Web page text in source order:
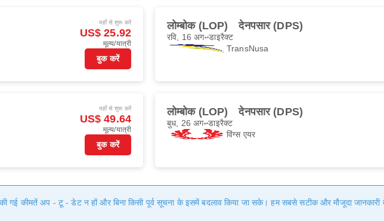
यहाँ से शुरू करें
US$ 25.92
मूल्य/यात्री
बुक करें
लोम्बोक (LOP) देनपसार (DPS)
रवि, 16 अग॰डाइरैक्ट
TransNusa
यहाँ से शुरू करें
US$ 49.64
मूल्य/यात्री
बुक करें
लोम्बोक (LOP) देनपसार (DPS)
बुध, 26 अग॰डाइरैक्ट
विंग्स एयर
गई कीमतें अप - टू - डेट न हों और बिना किसी पूर्व सूचना के इसमें बदलाव किया जा सके। हम सबसे सटीक और मौजूदा जानकारी